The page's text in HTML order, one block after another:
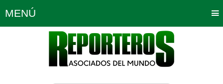
MENÚ
Política Opinión Bogotá
Planeta Tierra Deportes